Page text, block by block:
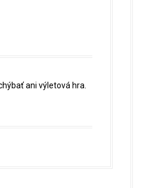
ani výletová hra.